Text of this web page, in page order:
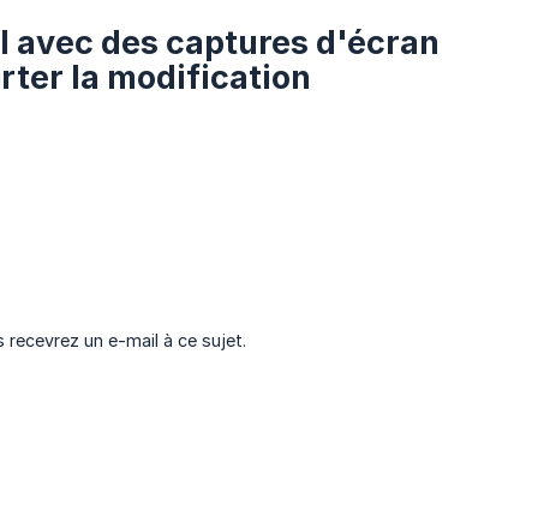
avec des captures d'écran
la modification
un e-mail à ce sujet.